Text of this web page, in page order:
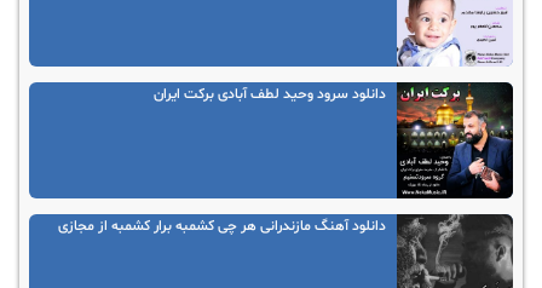
دانلود سرود وحید لطف آبادی برکت ایران
دانلود آهنگ مازندرانی هر چی کشمبه برار کشمبه از مجازی